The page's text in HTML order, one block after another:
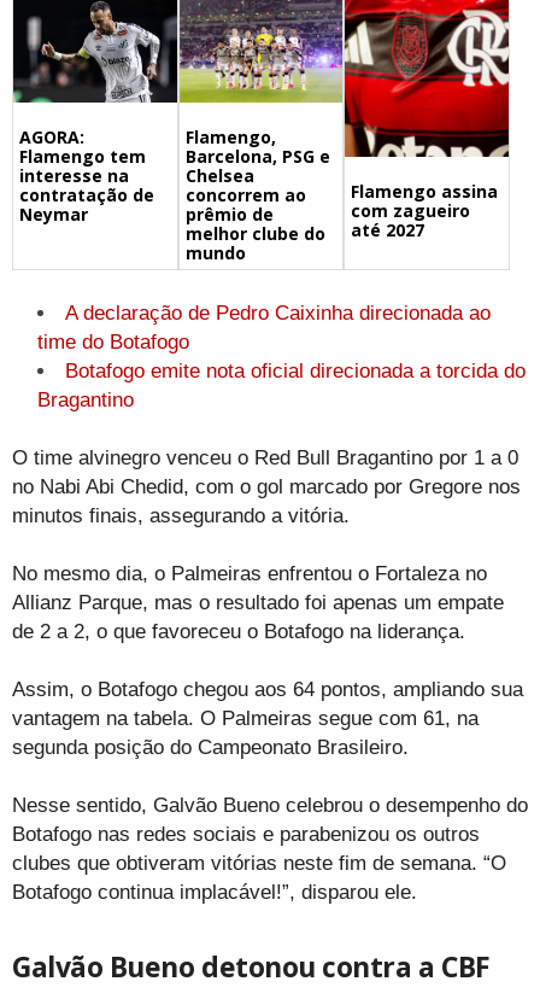
AGORA:
Flamengo tem
interesse na
contratação de
Neymar
Flamengo,
Barcelona, PSG e
Chelsea
concorrem ao
prêmio de
melhor clube do
mundo
Flamengo assina
com zagueiro
até 2027
A declaração de Pedro Caixinha direcionada ao
time do Botafogo
Botafogo emite nota oficial direcionada a torcida do
Bragantino
O time alvinegro venceu o Red Bull Bragantino por 1 a 0
no Nabi Abi Chedid, com o gol marcado por Gregore nos
minutos finais, assegurando a vitória.
No mesmo dia, o Palmeiras enfrentou o Fortaleza no
Allianz Parque, mas o resultado foi apenas um empate
de 2 a 2, o que favoreceu o Botafogo na liderança.
Assim, o Botafogo chegou aos 64 pontos, ampliando sua
vantagem na tabela. O Palmeiras segue com 61, na
segunda posição do Campeonato Brasileiro.
Nesse sentido, Galvão Bueno celebrou o desempenho do
Botafogo nas redes sociais e parabenizou os outros
clubes que obtiveram vitórias neste fim de semana. “O
Botafogo continua implacável!”, disparou ele.
Galvão Bueno detonou contra a CBF